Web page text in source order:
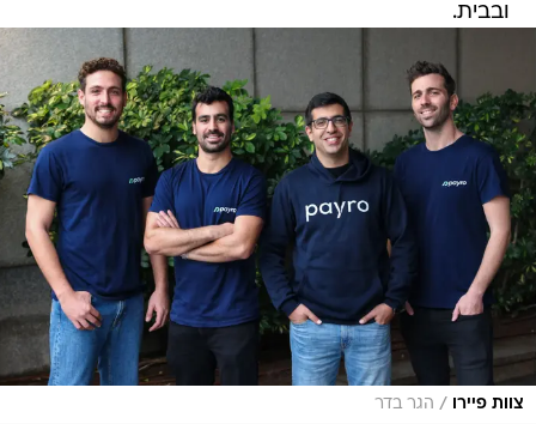
ובבית.
צוות פיירו / הגר בדר